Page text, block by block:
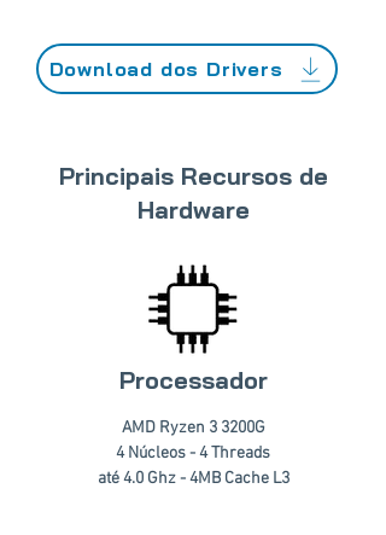
Download dos Drivers
Principais Recursos de
Hardware
Processador
AMD Ryzen 3 3200G
4 Núcleos - 4 Threads
até 4.0 Ghz - 4MB Cache L3